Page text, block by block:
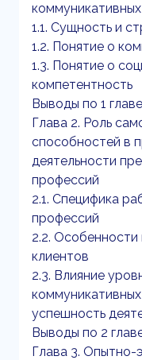
1.1. Сущность и
1.2. Понятие о
1.3. Понятие о
компетентность
Выводы по 1 главе
Глава 2. Роль
способностей в
деятельности
профессий
2.1. Специфика
профессий
2.2.
клиентов
2.3. Влияние
успешность
Выводы по 2
Глава 3. Опытно-